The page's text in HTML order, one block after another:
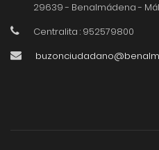
29639 - Benalmádena -
Centralita : 952579800